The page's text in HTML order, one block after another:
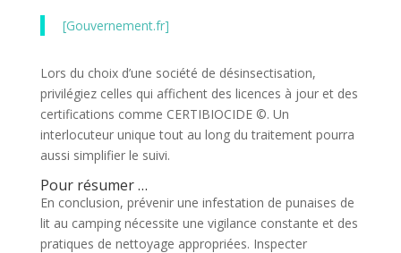
[Gouvernement.fr]
Lors du choix d’une société de désinsectisation,
privilégiez celles qui affichent des licences à jour et des
certifications comme CERTIBIOCIDE ©. Un
interlocuteur unique tout au long du traitement pourra
aussi simplifier le suivi.
Pour résumer …
En conclusion, prévenir une infestation de punaises de
lit au camping nécessite une vigilance constante et des
pratiques de nettoyage appropriées. Inspecter